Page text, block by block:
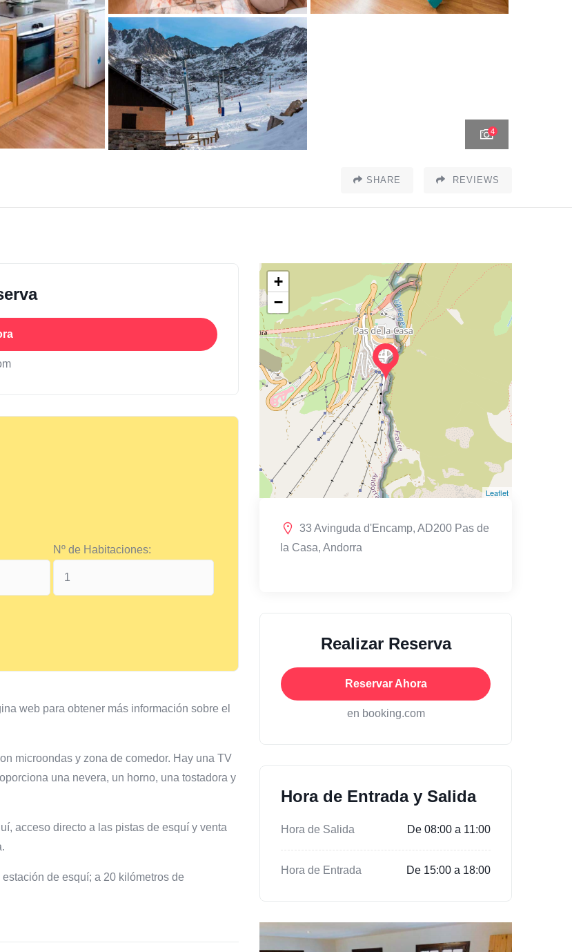
4
SHARE REVIEWS
Nº de Habitaciones:
web para obtener más información sobre el
microondas y zona de comedor. Hay una TV
una nevera, un horno, una tostadora y
acceso directo a las pistas de esquí y venta
de esquí; a 20 kilómetros de
+
−
Leaflet
33 Avinguda d'Encamp, AD200 Pas de
la Casa, Andorra
Realizar Reserva
Reservar Ahora
en booking.com
Hora de Entrada y Salida
Hora de Salida De 08:00 a 11:00
Hora de Entrada De 15:00 a 18:00